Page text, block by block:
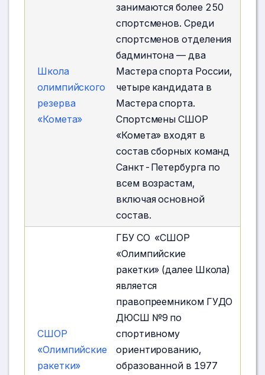
Школа
олимпийского
резерва
«Комета»
занимаются более 250
спортсменов. Среди
спортсменов отделения
бадминтона — два
Мастера спорта России,
четыре кандидата в
Мастера спорта.
Спортсмены СШОР
«Комета» входят в
состав сборных команд
Санкт-Петербурга по
всем возрастам,
включая основной
состав.
СШОР
«Олимпийские
ракетки»
ГБУ СО «СШОР
«Олимпийские
ракетки» (далее Школа)
является
правопреемником ГУДО
ДЮСШ №9 по
спортивному
ориентированию,
образованной в 1977